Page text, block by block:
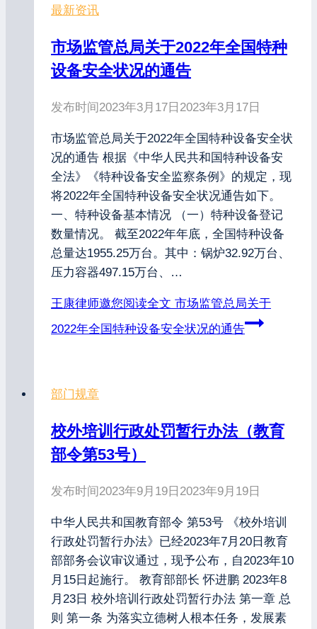
最新资讯
市场监管总局关于2022年全国特种
设备安全状况的通告
发布时间2023年3月17日 2023年3月17日
市场监管总局关于2022年全国特种设备安全状
况的通告 根据《中华人民共和国特种设备安
全法》《特种设备安全监察条例》的规定，现
将2022年全国特种设备安全状况通告如下。
一、特种设备基本情况 （一）特种设备登记
数量情况。 截至2022年年底，全国特种设备
总量达1955.25万台。其中：锅炉32.92万台、
压力容器497.15万台、…
王康律师邀您阅读全文 市场监管总局关于
2022年全国特种设备安全状况的通告
部门规章
校外培训行政处罚暂行办法（教育
部令第53号）
发布时间2023年9月19日 2023年9月19日
中华人民共和国教育部令 第53号 《校外培训
行政处罚暂行办法》已经2023年7月20日教育
部部务会议审议通过，现予公布，自2023年10
月15日起施行。 教育部部长 怀进鹏 2023年8
月23日 校外培训行政处罚暂行办法 第一章 总
则 第一条 为落实立德树人根本任务，发展素